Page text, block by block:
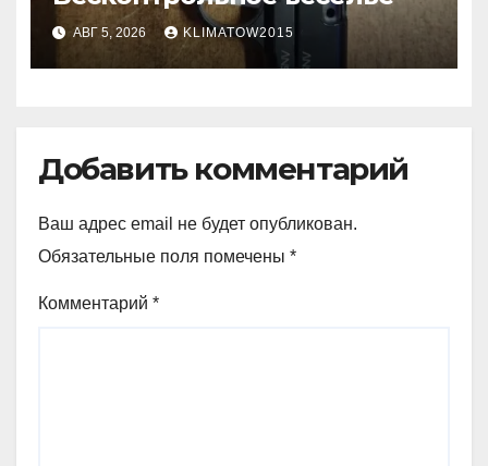
АВГ 5, 2026 KLIMATOW2015
Добавить комментарий
Ваш адрес email не будет опубликован.
Обязательные поля помечены *
Комментарий *